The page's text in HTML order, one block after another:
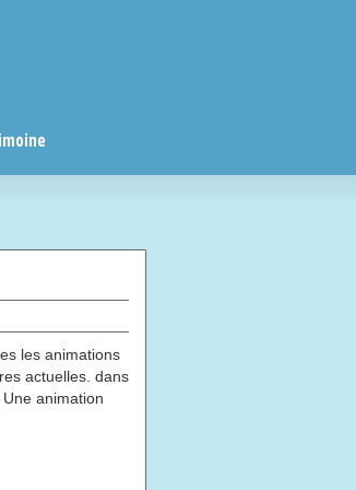
les animations
actuelles. dans
animation